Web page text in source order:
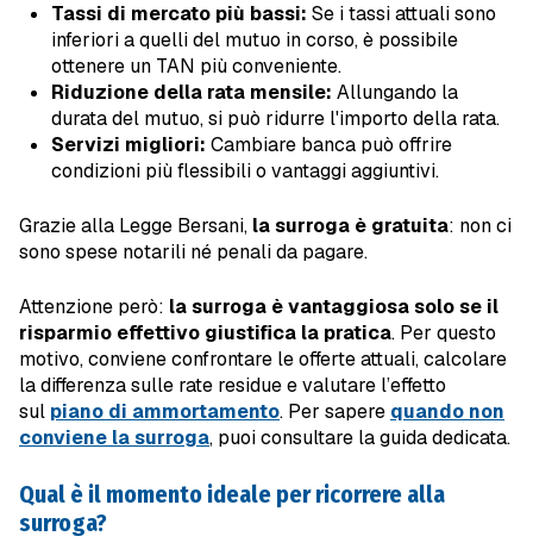
Tassi di mercato più bassi: Se i tassi attuali sono
inferiori a quelli del mutuo in corso, è possibile
ottenere un TAN più conveniente.
Riduzione della rata mensile: Allungando la
durata del mutuo, si può ridurre l'importo della rata.
Servizi migliori: Cambiare banca può offrire
condizioni più flessibili o vantaggi aggiuntivi.
Grazie alla Legge Bersani, la surroga è gratuita: non ci
sono spese notarili né penali da pagare.
Attenzione però: la surroga è vantaggiosa solo se il
risparmio effettivo giustifica la pratica. Per questo
motivo, conviene confrontare le offerte attuali, calcolare
la differenza sulle rate residue e valutare l’effetto
sul piano di ammortamento. Per sapere quando non
conviene la surroga, puoi consultare la guida dedicata.
Qual è il momento ideale per ricorrere alla
surroga?